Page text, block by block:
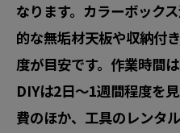
なります。カラーボック
的な無垢材天板や収納付
度が目安です。作業時間
DIYは2日〜1週間程度を
費のほか、工具のレンタ